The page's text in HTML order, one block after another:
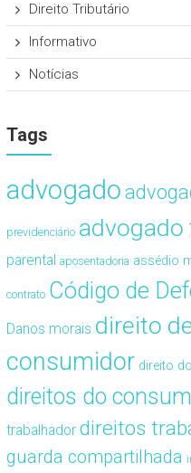
Direito Tributário
Informativo
Notícias
Tags
advogado
previdenciário
parental aposentadoria assédio
contrato Código de
Danos morais direito
consumidor direito
direitos do
trabalhador direitos
guarda compartilhada